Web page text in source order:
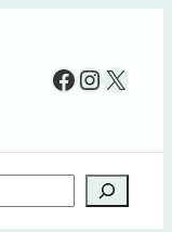
Facebook
X